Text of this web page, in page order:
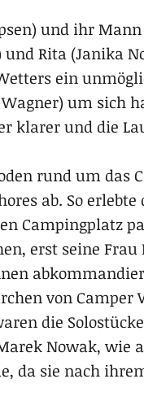
und ihr
Rita (Janika
ein
um sich
klarer und die
rund um das
ab. So
Campingplatz
erst seine
von
die
Nowak,
da sie nach